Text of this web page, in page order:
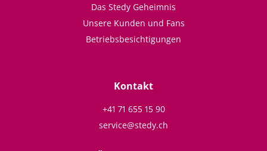
Das Stedy Geheimnis
Unsere Kunden und Fans
Betriebsbesichtigungen
Kontakt
+41 71 655 15 90
service@stedy.ch